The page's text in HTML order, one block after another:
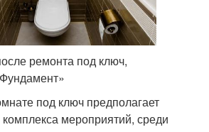
ремонта под ключ,
под ключ предполагает
мероприятий, среди